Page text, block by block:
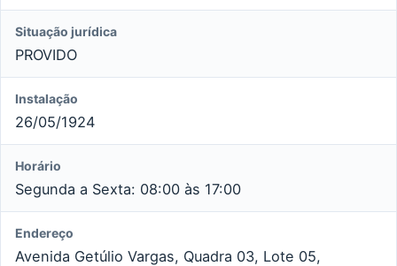
Situação jurídica
PROVIDO
Instalação
26/05/1924
Horário
Segunda a Sexta: 08:00 às 17:00
Endereço
Avenida Getúlio Vargas, Quadra 03, Lote 05,